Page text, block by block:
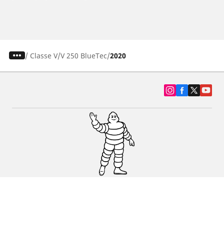
/ Classe V V 250 BlueTec 2020